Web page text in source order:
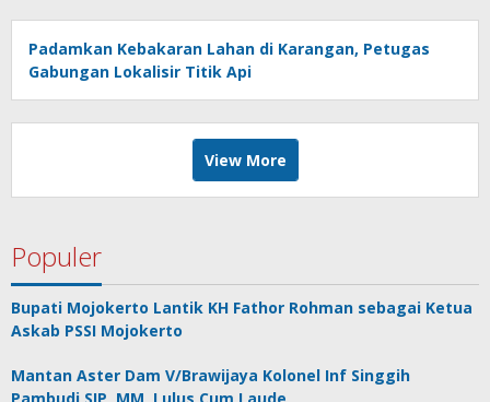
Padamkan Kebakaran Lahan di Karangan, Petugas
Gabungan Lokalisir Titik Api
View More
Populer
Bupati Mojokerto Lantik KH Fathor Rohman sebagai Ketua
Askab PSSI Mojokerto
Mantan Aster Dam V/Brawijaya Kolonel Inf Singgih